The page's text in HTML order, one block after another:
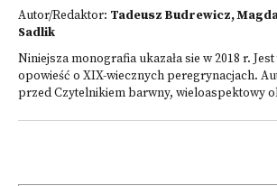
Autor/Redaktor: Tadeusz Budrewicz,
Sadlik
Niniejsza monografia ukazała sie w 2018 r.
opowieść o XIX-wiecznych peregrynacjach.
przed Czytelnikiem barwny, wieloaspektowy